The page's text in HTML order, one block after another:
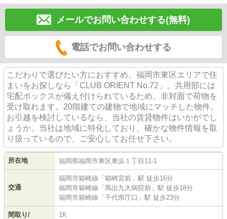
メールでお問い合わせする(無料)
電話でお問い合わせする
こだわりで選びたい方におすすめ。福岡市東区エリアで住
まいをお探しなら「CLUB ORIENT No.72」。共用部には
宅配ボックスが備え付けられているため、非対面で荷物を
受け取れます。20階建ての建物で地域にマッチした物件。
お引越を検討しているなら、当社の賃貸物件はいかがでし
ょうか。当社は地域に特化しており、確かな物件情報を取
り扱っているので、ご安心してお任せ下さい。
所在地 福岡県福岡市東区東浜 １丁目11-1
交通
福岡市箱崎線 「箱崎宮前 」駅 徒歩16分
福岡市箱崎線 「馬出九大病院前 」駅 徒歩18分
福岡市箱崎線 「千代県庁口 」駅 徒歩23分
間取り/
1K